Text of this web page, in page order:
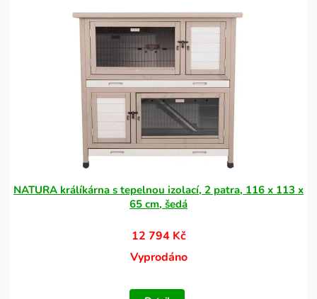
NATURA králíkárna s tepelnou izolací, 2 patra, 116 x 113 x
65 cm, šedá
12 794 Kč
Vyprodáno